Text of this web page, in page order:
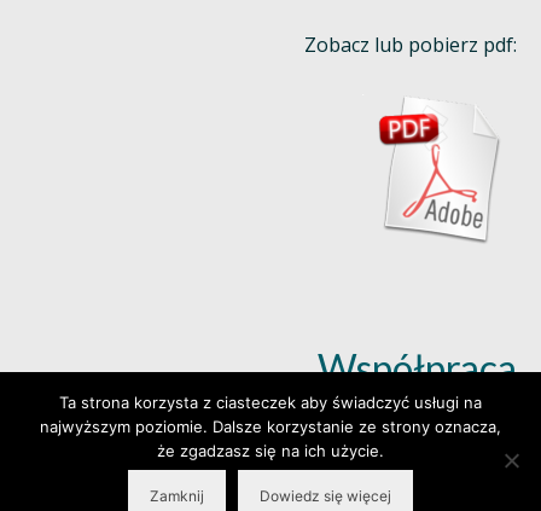
Zobacz lub pobierz pdf:
Współpraca
Dowiedz się więcej (klik)
© 2026 Wylepianki - Made by: www.prosteWWW.pl
Ta strona korzysta z ciasteczek aby świadczyć usługi na
najwyższym poziomie. Dalsze korzystanie ze strony oznacza,
że zgadzasz się na ich użycie.
Zamknij Dowiedz się więcej